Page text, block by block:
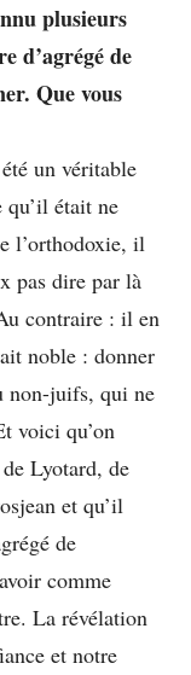
plusieurs
d’agrégé de
Que vous
un véritable
était ne
l’orthodoxie, il
pas dire par là
contraire : il en
noble : donner
non-juifs, qui ne
voici qu’on
Lyotard, de
et qu’il
de
comme
La révélation
et notre